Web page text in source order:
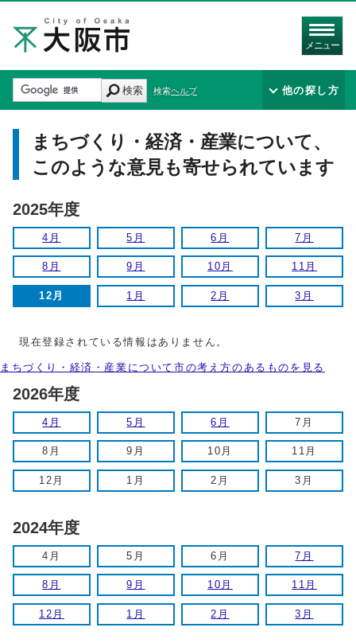
メニュー
検索 検索ヘルプ 他の探し方
まちづくり・経済・産業について、
このような意見も寄せられています
2025年度
4月 5月 6月 7月
8月 9月 10月 11月
12月 1月 2月 3月
現在登録されている情報はありません。
まちづくり・経済・産業について市の考え方のあるものを見る
2026年度
4月 5月 6月 7月
8月 9月 10月 11月
12月 1月 2月 3月
2024年度
4月 5月 6月 7月
8月 9月 10月 11月
12月 1月 2月 3月